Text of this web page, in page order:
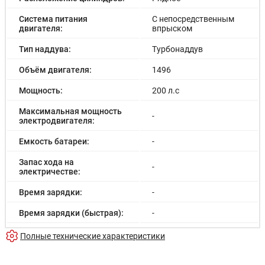
Задний парковочный радар
Система контроля давления в шинах (TPMS)
Bluetooth
Система питания
двигателя:
С непосредственным
впрыском
Тип наддува: Турбонаддув
Объём двигателя: 1496
Мощность: 200 л.с
Максимальная мощность
электродвигателя:
-
Емкость батареи: -
Запас хода на
электричестве:
-
Время зарядки: -
Время зарядки (быстрая): -
Разгон до 100км/час: 8.2 с
Полные технические характеристики